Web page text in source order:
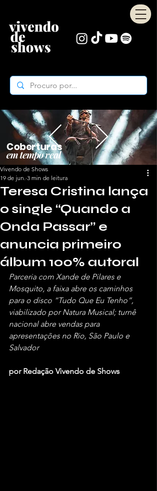
Coberturas
em tempo real
Teresa Cristina lança
o single “Quando a
Onda Passar” e
anuncia primeiro
álbum 100% autoral
Vivendo de Shows
19 de jun. 3 min de leitura
Parceria com Xande de Pilares e
Mosquito, a faixa abre os caminhos
para o disco “Tudo Que Eu Tenho”,
viabilizado por Natura Musical; turnê
nacional abre vendas para
apresentações no Rio, São Paulo e
Salvador
por Redação Vivendo de Shows